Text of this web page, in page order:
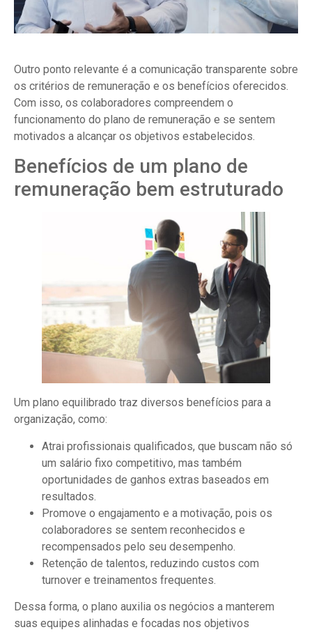
Outro ponto relevante é a comunicação transparente sobre
os critérios de remuneração e os benefícios oferecidos.
Com isso, os colaboradores compreendem o
funcionamento do plano de remuneração e se sentem
motivados a alcançar os objetivos estabelecidos.
Benefícios de um plano de
remuneração bem estruturado
Um plano equilibrado traz diversos benefícios para a
organização, como:
Atrai profissionais qualificados, que buscam não só
um salário fixo competitivo, mas também
oportunidades de ganhos extras baseados em
resultados.
Promove o engajamento e a motivação, pois os
colaboradores se sentem reconhecidos e
recompensados pelo seu desempenho.
Retenção de talentos, reduzindo custos com
turnover e treinamentos frequentes.
Dessa forma, o plano auxilia os negócios a manterem
suas equipes alinhadas e focadas nos objetivos